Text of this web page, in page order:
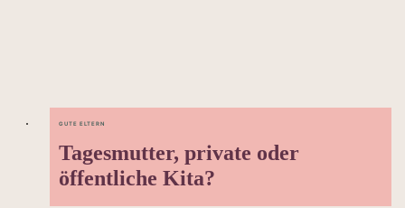
GUTE ELTERN
Tagesmutter, private oder
öffentliche Kita?